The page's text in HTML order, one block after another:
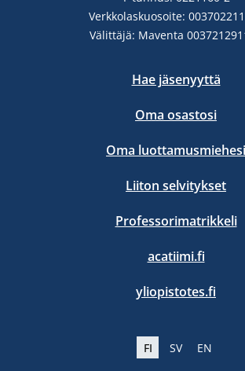
Verkkolaskuosoite:
Välittäjä: Maventa
Hae jäsenyyttä
Oma osastosi
Oma luottamusmiehesi
Liiton selvitykset
Professorimatrikkeli
acatiimi.fi
yliopistotes.fi
FI SV EN